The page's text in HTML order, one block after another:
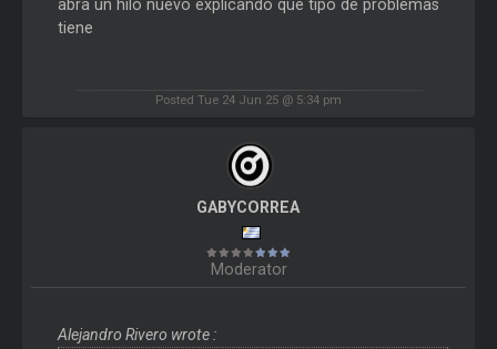
abra un hilo nuevo explicando que tipo de problemas
tiene
Posted Tue 24 Jun 25 @ 5:34 pm
GABYCORREA
Moderator
Alejandro Rivero wrote :